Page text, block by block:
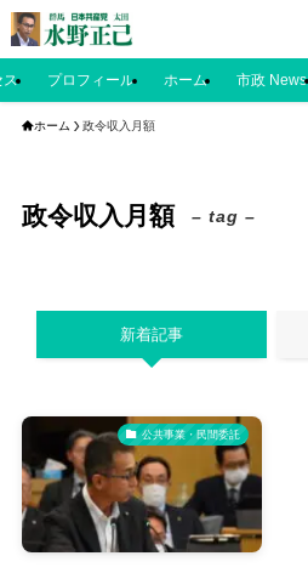
ス プロフィール ホーム 市政 News
ホーム 政令収入月額
政令収入月額 – tag –
新着記事
公共事業・民間委託